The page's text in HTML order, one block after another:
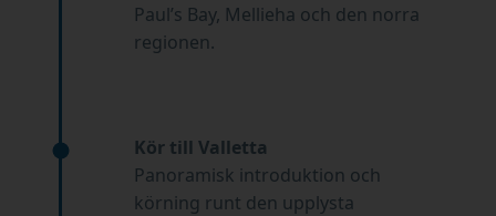
Paul’s Bay, Mellieha och den norra
regionen.
Kör till Valletta
Panoramisk introduktion och
körning runt den upplysta